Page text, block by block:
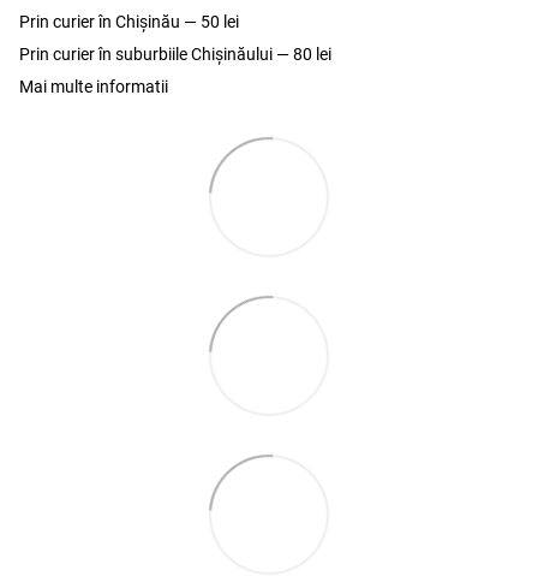
Prin curier în Chișinău — 50 lei
Prin curier în suburbiile Chişinăului — 80 lei
Mai multe informatii